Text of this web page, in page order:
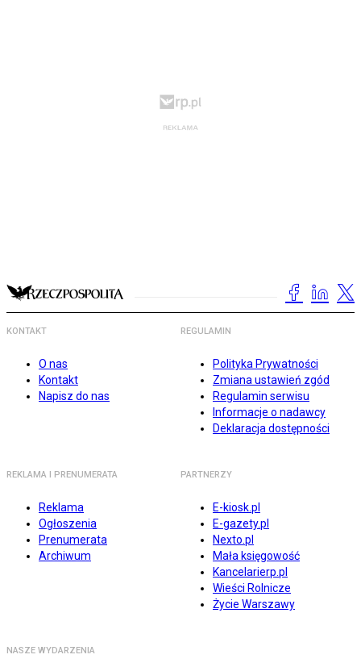
KONTAKT
O nas
Kontakt
Napisz do nas
REGULAMIN
Polityka Prywatności
Zmiana ustawień zgód
Regulamin serwisu
Informacje o nadawcy
Deklaracja dostępności
REKLAMA I PRENUMERATA
Reklama
Ogłoszenia
Prenumerata
Archiwum
PARTNERZY
E-kiosk.pl
E-gazety.pl
Nexto.pl
Mała księgowość
Kancelarierp.pl
Wieści Rolnicze
Życie Warszawy
NASZE WYDARZENIA